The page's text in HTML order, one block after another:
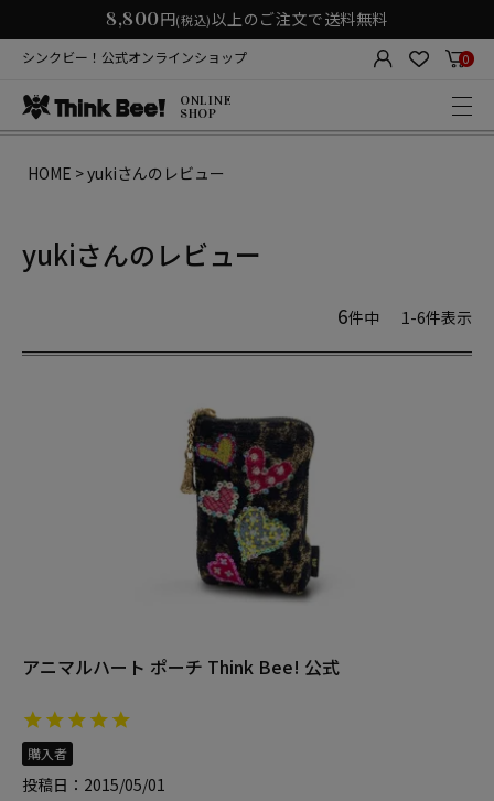
8,800円(税込)以上のご注文で送料無料
シンクビー！公式オンラインショップ 0
ONLINE
SHOP
HOME yukiさんのレビュー
yukiさんのレビュー
6件中 1-6件表示
アニマルハート ポーチ Think Bee! 公式
購入者
投稿日 2015/05/01